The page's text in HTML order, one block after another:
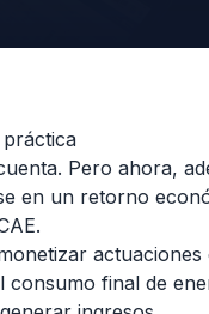
Pero ahora,
en un retorno
actuaciones
consumo final de